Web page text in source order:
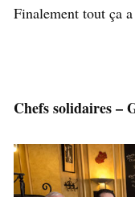
Finalement tout ça
Chefs solidaires –